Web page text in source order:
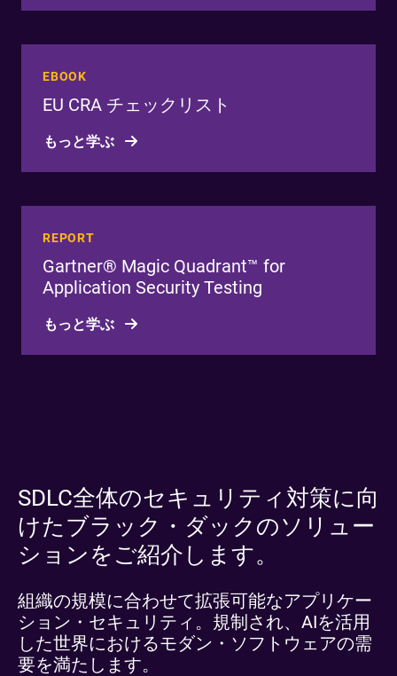
EBOOK
EU CRA チェックリスト
もっと学ぶ
REPORT
Gartner® Magic Quadrant™ for
Application Security Testing
もっと学ぶ
SDLC全体のセキュリティ対策に向
けたブラック・ダックのソリュー
ションをご紹介します。
組織の規模に合わせて拡張可能なアプリケー
ション・セキュリティ。規制され、AIを活用
した世界におけるモダン・ソフトウェアの需
要を満たします。